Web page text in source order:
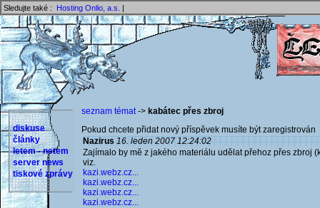
Sledujte také : Hosting Onlio, a.s. |
diskuse
články
letem - netem
server news
tiskové zprávy
seznam témat-> kabátec přes zbroj
Pokud chcete přidat nový příspěvek musíte být
Nazirus 16. leden 2007 12:24:02
Zajímalo by mě z jakého materiálu udělat přehoz přes zbroj
viz.
kazi.webz.cz...
kazi.webz.cz...
kazi.webz.cz...
kazi.webz.cz...